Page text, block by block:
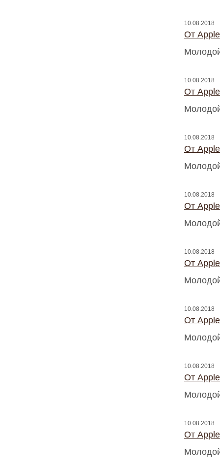
10.08.2018
От
10.08.2018
От
10.08.2018
От
10.08.2018
От
10.08.2018
От
10.08.2018
От
10.08.2018
От
10.08.2018
От